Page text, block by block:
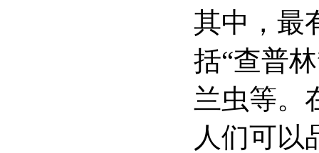
其中，最
括“查普
兰虫等。
人们可以